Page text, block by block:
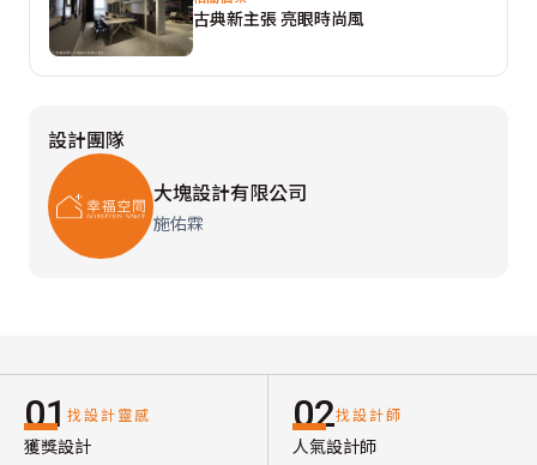
古典新主張 亮眼時尚風
設計團隊
大塊設計有限公司
施佑霖
01 找設計靈感
獲獎設計
02找設計師
人氣設計師